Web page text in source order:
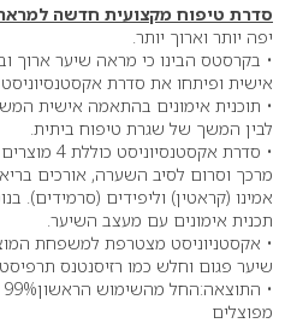
סדרת טיפוח מקצועית חדשה
יפה יותר וארוך יותר.
• בקרסטס הבינו כי מראה שיער ארוך
אישית ופיתחו את סדרת
• תוכנית אימונים בהתאמה אישית
לבין המשך של שגרת טיפוח ביתית.
• סדרת
מרכך וסרום לסיב השערה, אורכים
אמינו (קראטין) וליפידים (סרמידים).
תכנית אימונים עם מעצב השיער.
• אקסטניוניסט מצטרפת למשפחת
שיער פגום וחלש כמו רזיסנטנס
מפוצלים